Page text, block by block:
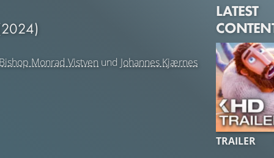
Monrad Vistven und Johannes Kjærnes
LATEST
TRAILER